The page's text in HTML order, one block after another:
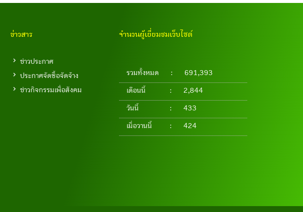
ข่าวสาร
ข่าวประกาศ
ประกาศจัดซื้อจัดจ้าง
ข่าวกิจกรรมเพื่อสังคม
จำนวนผู้เยี่ยมชมเว็บไซต์
รวมทั้งหมด : 691,393
เดือนนี้ : 2,844
วันนี้ : 433
เมื่อวานนี้ : 424